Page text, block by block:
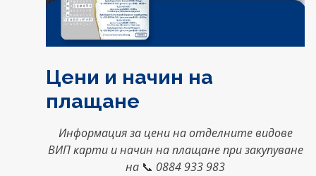
Цени и начин на
плащане
Информация за цени на отделните видове
ВИП карти и начин на плащане при закупуване
на 📞 0884 933 983